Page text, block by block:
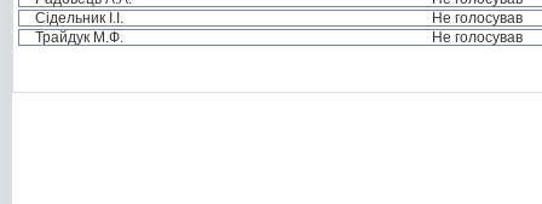
Сідельник І.І.
Не голосував
Трайдук М.Ф.
Не голосував